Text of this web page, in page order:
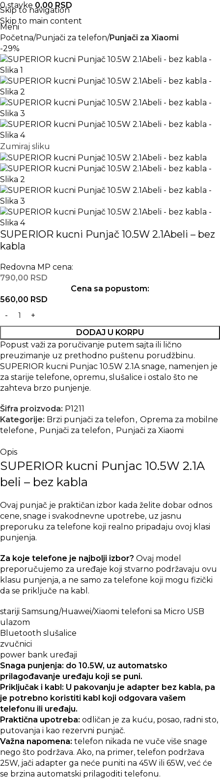
Skip to navigation
Skip to main content
0stavke 0,00 RSD
Meni
Početna Punjači za telefon Punjači za Xiaomi
-29%
Zumiraj sliku
SUPERIOR kucni Punjač 10.5W 2.1Abeli – bez
kabla
Redovna MP cena:
790,00 RSD
Cena sa popustom:
560,00 RSD
DODAJ U KORPU
Popust važi za poručivanje putem sajta ili lično
preuzimanje uz prethodno puštenu porudžbinu.
SUPERIOR kucni Punjac 10.5W 2.1A snage, namenjen je
za starije telefone, opremu, slušalice i ostalo što ne
zahteva brzo punjenje.
Šifra proizvoda: P1211
Kategorije: Brzi punjači za telefon , Oprema za mobilne
telefone , Punjači za telefon , Punjači za Xiaomi
Opis
SUPERIOR kucni Punjac 10.5W 2.1A
beli – bez kabla
Ovaj punjač je praktičan izbor kada želite dobar odnos
cene, snage i svakodnevne upotrebe, uz jasnu
preporuku za telefone koji realno pripadaju ovoj klasi
punjenja.
Za koje telefone je najbolji izbor? Ovaj model
preporučujemo za uređaje koji stvarno podržavaju ovu
klasu punjenja, a ne samo za telefone koji mogu fizički
da se priključe na kabl.
stariji Samsung/Huawei/Xiaomi telefoni sa Micro USB
ulazom
Bluetooth slušalice
zvučnici
power bank uređaji
Snaga punjenja: do 10.5W, uz automatsko
prilagođavanje uređaju koji se puni.
Priključak i kabl: U pakovanju je adapter bez kabla, pa
je potrebno koristiti kabl koji odgovara vašem
telefonu ili uređaju.
Praktična upotreba: odličan je za kuću, posao, radni sto,
putovanja i kao rezervni punjač.
Važna napomena: telefon nikada ne vuče više snage
nego što podržava. Ako, na primer, telefon podržava
25W, jači adapter ga neće puniti na 45W ili 65W, već će
se brzina automatski prilagoditi telefonu.